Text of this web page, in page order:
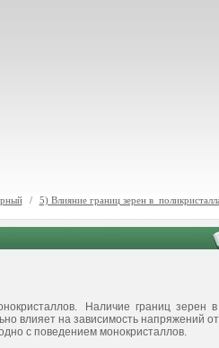
/ 5) Влияние границ зерен в
Наличие границ зерен в
влияет на зависимость напряжений от
с поведением монокристаллов.